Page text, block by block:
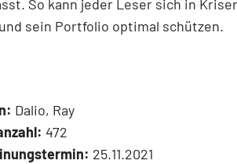
So kann jeder Leser sich in
sein Portfolio optimal schützen.
Dalio, Ray
472
25.11.2021